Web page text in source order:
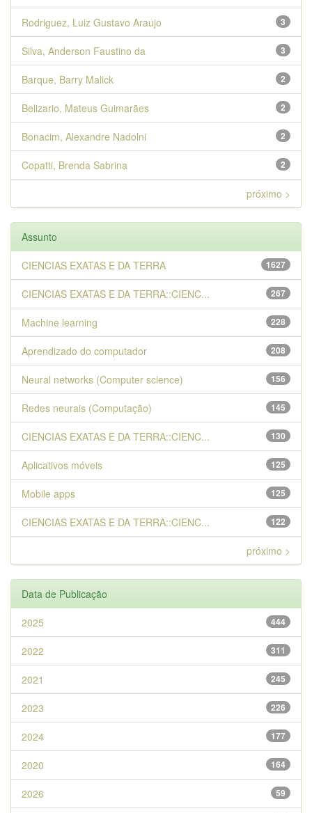
3
Rodriguez, Luiz Gustavo Araujo
3
Silva, Anderson Faustino da
2
Barque, Barry Malick
2
Belizario, Mateus Guimarães
2
Bonacim, Alexandre Nadolni
2
Copatti, Brenda Sabrina
próximo >
Assunto
1627
CIENCIAS EXATAS E DA TERRA
267
CIENCIAS EXATAS E DA TERRA::CIENC...
228
Machine learning
208
Aprendizado do computador
156
Neural networks (Computer science)
145
Redes neurais (Computação)
130
CIENCIAS EXATAS E DA TERRA::CIENC...
125
Aplicativos móveis
125
Mobile apps
122
CIENCIAS EXATAS E DA TERRA::CIENC...
próximo >
Data de Publicação
444
2025
311
2022
245
2021
226
2023
177
2024
164
2020
59
2026